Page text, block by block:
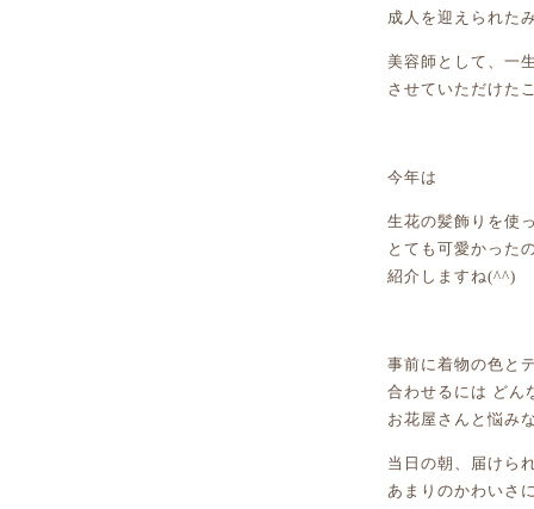
成人を迎えられた
美容師として、一
今年は
生花の髪飾りを使
とても可愛かった
紹介しますね(^^)
事前に着物の色と
合わせるには どん
お花屋さんと悩み
当日の朝、届けら
あまりのかわいさ